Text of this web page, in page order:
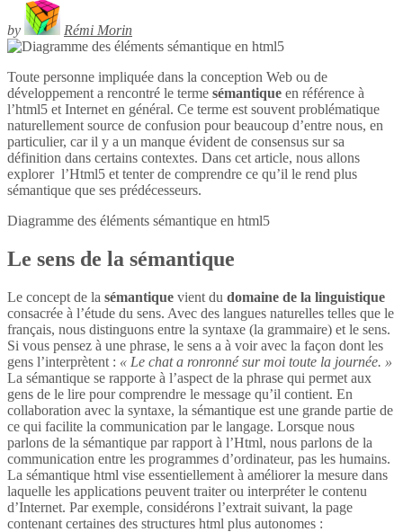
by Rémi Morin
Toute personne impliquée dans la conception Web ou de
développement a rencontré le terme sémantique en référence à
l’html5 et Internet en général. Ce terme est souvent problématique
naturellement source de confusion pour beaucoup d’entre nous, en
particulier, car il y a un manque évident de consensus sur sa
définition dans certains contextes. Dans cet article, nous allons
explorer l’Html5 et tenter de comprendre ce qu’il le rend plus
sémantique que ses prédécesseurs.
Diagramme des éléments sémantique en html5
Le sens de la sémantique
Le concept de la sémantique vient du domaine de la linguistique
consacrée à l’étude du sens. Avec des langues naturelles telles que le
français, nous distinguons entre la syntaxe (la grammaire) et le sens.
Si vous pensez à une phrase, le sens a à voir avec la façon dont les
gens l’interprètent : « Le chat a ronronné sur moi toute la journée. »
La sémantique se rapporte à l’aspect de la phrase qui permet aux
gens de le lire pour comprendre le message qu’il contient. En
collaboration avec la syntaxe, la sémantique est une grande partie de
ce qui facilite la communication par le langage. Lorsque nous
parlons de la sémantique par rapport à l’Html, nous parlons de la
communication entre les programmes d’ordinateur, pas les humains.
La sémantique html vise essentiellement à améliorer la mesure dans
laquelle les applications peuvent traiter ou interpréter le contenu
d’Internet. Par exemple, considérons l’extrait suivant, la page
contenant certaines des structures html plus autonomes :